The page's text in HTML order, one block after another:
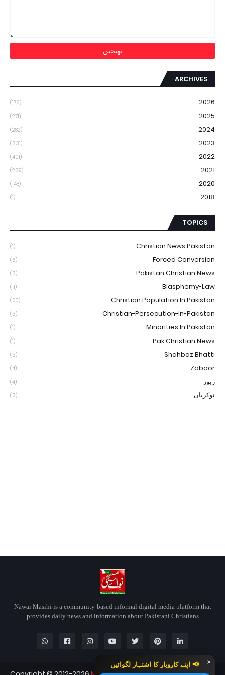
× 📢 اپنے کاروبار کا اشتہار لگوائیں
ARCHIVES
2026
(176)
2025
(271)
2024
(282)
2023
(331)
2022
(401)
2021
(239)
2020
(148)
2018
(1)
TOPICS
Christian News Pakistan
(1)
Forced Conversion
(6)
Pakistan Christian News
(3)
Blasphemy-Law
(11)
Christian Population In Pakistan
(50)
Christian-Persecution-In-Pakistan
(3)
Minorities In Pakistan
(1)
Pak Christian News
(1)
Shahbaz Bhatti
(3)
Zaboor
(4)
زبور (4)
نوکریاں (3)
Nawai Masihi is a community-based informal digital media platform that
provides daily news and information about Pakistani Christians